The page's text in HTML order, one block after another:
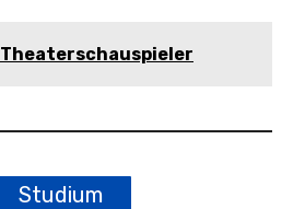
Theaterschauspieler
Studium